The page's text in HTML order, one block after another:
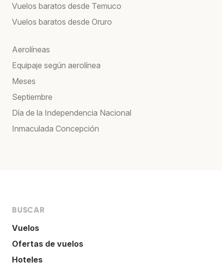
Vuelos baratos desde Temuco
Vuelos baratos desde Oruro
Aerolíneas
Equipaje según aerolínea
Meses
Septiembre
Día de la Independencia Nacional
Inmaculada Concepción
BUSCAR
Vuelos
Ofertas de vuelos
Hoteles